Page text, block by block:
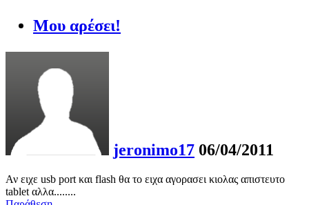
Μου αρέσει!
jeronimo17 06/04/2011
Αν ειχε usb port και flash θα το ειχα αγορασει κιολας απιστευτο
tablet αλλα........